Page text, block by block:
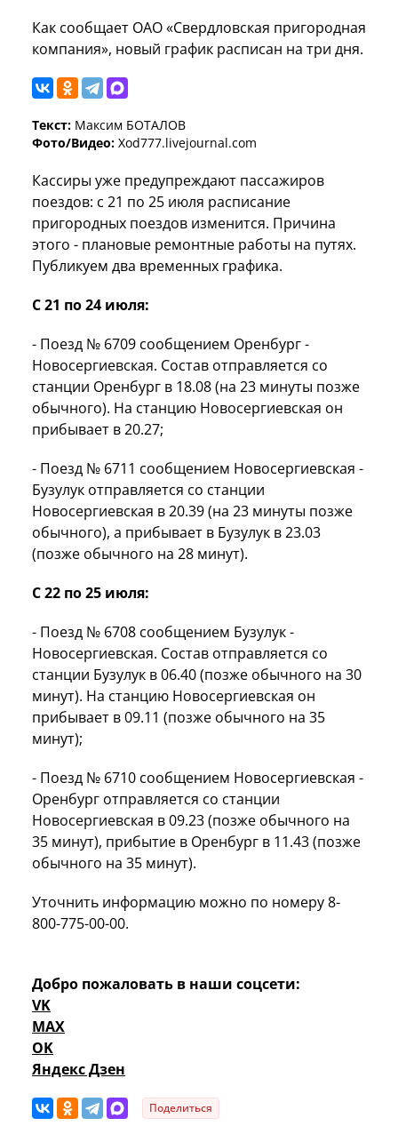
Как сообщает ОАО «Свердловская пригородная
компания», новый график расписан на три дня.
Текст: Максим БОТАЛОВ
Фото/Видео: Xod777.livejournal.com
Кассиры уже предупреждают пассажиров
поездов: с 21 по 25 июля расписание
пригородных поездов изменится. Причина
этого - плановые ремонтные работы на путях.
Публикуем два временных графика.
С 21 по 24 июля:
- Поезд № 6709 сообщением Оренбург -
Новосергиевская. Состав отправляется со
станции Оренбург в 18.08 (на 23 минуты позже
обычного). На станцию Новосергиевская он
прибывает в 20.27;
- Поезд № 6711 сообщением Новосергиевская -
Бузулук отправляется со станции
Новосергиевская в 20.39 (на 23 минуты позже
обычного), а прибывает в Бузулук в 23.03
(позже обычного на 28 минут).
С 22 по 25 июля:
- Поезд № 6708 сообщением Бузулук -
Новосергиевская. Состав отправляется со
станции Бузулук в 06.40 (позже обычного на 30
минут). На станцию Новосергиевская он
прибывает в 09.11 (позже обычного на 35
минут);
- Поезд № 6710 сообщением Новосергиевская -
Оренбург отправляется со станции
Новосергиевская в 09.23 (позже обычного на
35 минут), прибытие в Оренбург в 11.43 (позже
обычного на 35 минут).
Уточнить информацию можно по номеру 8-
800-775-00-00.
Добро пожаловать в наши соцсети:
VK
MAX
OK
Яндекс Дзен
Поделиться